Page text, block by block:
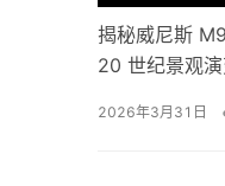
揭秘威尼斯
20 世纪景观演
2026年3月31日